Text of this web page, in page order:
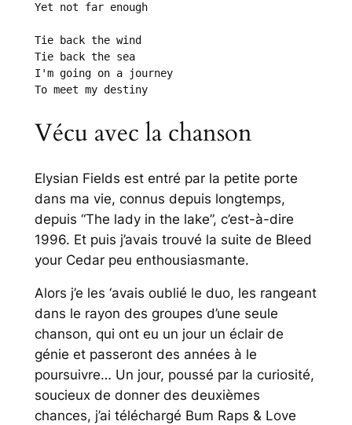
Yet not far enough
Tie back the wind
Tie back the sea
I'm going on a journey
To meet my destiny
Vécu avec la chanson
Elysian Fields est entré par la petite porte
dans ma vie, connus depuis longtemps,
depuis “The lady in the lake”, c’est-à-dire
1996. Et puis j’avais trouvé la suite de Bleed
your Cedarpeu enthousiasmante.
Alors j’e les ‘avais oublié le duo, les rangeant
dans le rayon des groupes d’une seule
chanson, qui ont eu un jour un éclair de
génie et passeront des années à le
poursuivre… Un jour, poussé par la curiosité,
soucieux de donner des deuxièmes
chances, j’ai téléchargé Bum Raps & Love